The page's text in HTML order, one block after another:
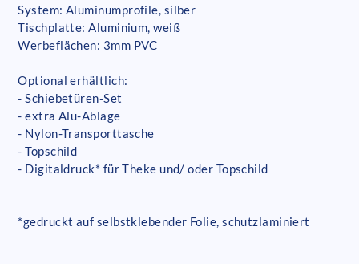
System: Aluminumprofile, silber
Tischplatte: Aluminium, weiß
Werbeflächen: 3mm PVC
Optional erhältlich:
- Schiebetüren-Set
- extra Alu-Ablage
- Nylon-Transporttasche
- Topschild
- Digitaldruck* für Theke und/ oder Topschild
*gedruckt auf selbstklebender Folie, schutzlaminiert